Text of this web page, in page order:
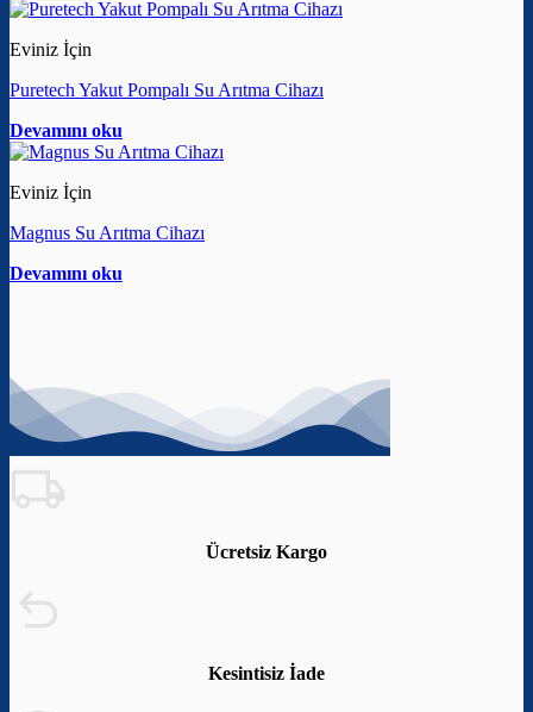
Eviniz İçin
Puretech Yakut Pompalı Su Arıtma Cihazı
Devamını oku
Eviniz İçin
Magnus Su Arıtma Cihazı
Devamını oku
Ücretsiz Kargo
Kesintisiz İade